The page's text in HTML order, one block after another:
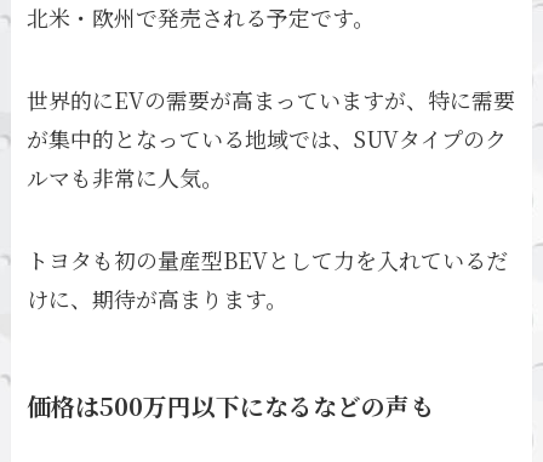
北米・欧州で発売される予定です。
世界的にEVの需要が高まっていますが、特に需要
が集中的となっている地域では、SUVタイプのク
ルマも非常に人気。
トヨタも初の量産型BEVとして力を入れているだ
けに、期待が高まります。
価格は500万円以下になるなどの声も